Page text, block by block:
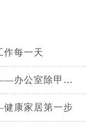
作每一天
•高效除醛，守护每一位职场人的健康——办公室除甲醛全攻略
康家居第一步